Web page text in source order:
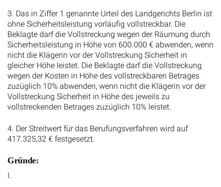
3. Das in Ziffer 1 genannte Urteil des Landgerichts Berlin ist
ohne Sicherheitsleistung vorläufig vollstreckbar. Die
Beklagte darf die Vollstreckung wegen der Räumung durch
Sicherheitsleistung in Höhe von 600.000 € abwenden, wenn
nicht die Klägerin vor der Vollstreckung Sicherheit in
gleicher Höhe leistet. Die Beklagte darf die Vollstreckung
wegen der Kosten in Höhe des vollstreckbaren Betrages
zuzüglich 10% abwenden, wenn nicht die Klägerin vor der
Vollstreckung Sicherheit in Höhe des jeweils zu
vollstreckenden Betrages zuzüglich 10% leistet.
4. Der Streitwert für das Berufungsverfahren wird auf
417.325,32 € festgesetzt.
Gründe:
I.